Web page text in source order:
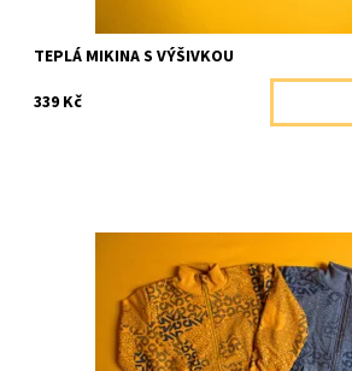
TEPLÁ MIKINA S VÝŠIVKOU
339 Kč
Celopropínací bavlněná mikina se
digitálními znaky.
Dostupnost:
Skladem 1 ks
Arex, ČR